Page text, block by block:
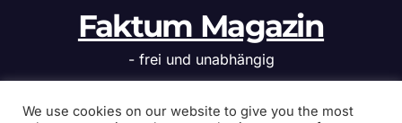
Faktum Magazin
- frei und unabhängig
We use cookies on our website to give you the most